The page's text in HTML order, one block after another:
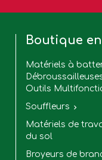
Boutique
Matériels à
Outils
Souffleurs 
Matériels de
du sol
Broyeurs de